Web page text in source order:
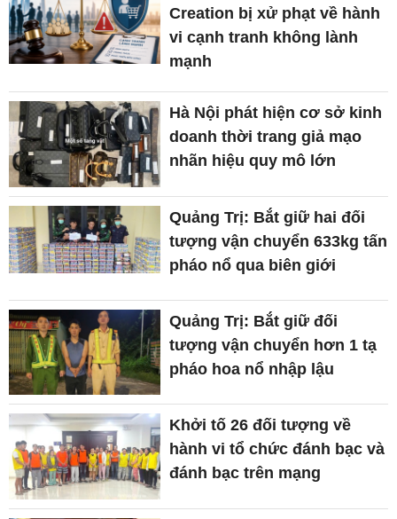
Creation bị xử phạt về hành
vi cạnh tranh không lành
mạnh
Hà Nội phát hiện cơ sở kinh
doanh thời trang giả mạo
nhãn hiệu quy mô lớn
Quảng Trị: Bắt giữ hai đối
tượng vận chuyển 633kg tấn
pháo nổ qua biên giới
Quảng Trị: Bắt giữ đối
tượng vận chuyển hơn 1 tạ
pháo hoa nổ nhập lậu
Khởi tố 26 đối tượng về
hành vi tổ chức đánh bạc và
đánh bạc trên mạng